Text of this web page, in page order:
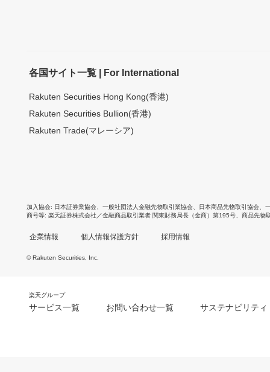
各国サイト一覧 | For International
Rakuten Securities Hong Kong(香港)
Rakuten Securities Bullion(香港)
Rakuten Trade(マレーシア)
加入協会 日本証券業協会 一般社団法人金融先物取引業協会 日本商品先物取引協会
商号等 楽天証券株式会社／金融商品取引業者 関東財務局長（金商）第195号、商品先物
企業情報 個人情報保護方針 採用情報
© Rakuten Securities, Inc.
楽天グループ
サービス一覧 お問い合わせ一覧 サステナビリティ